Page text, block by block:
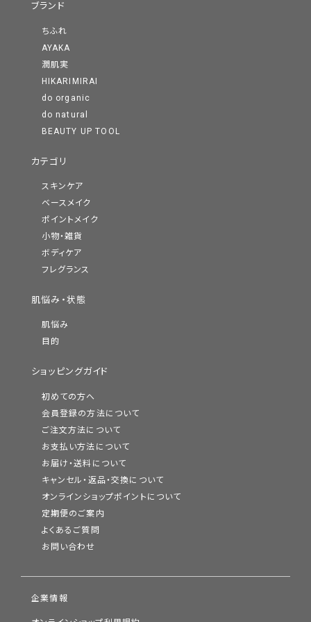
ブランド
ちふれ
AYAKA
潤肌実
HIKARIMIRAI
do organic
do natural
BEAUTY UP TOOL
カテゴリ
スキンケア
ベースメイク
ポイントメイク
小物・雑貨
ボディケア
フレグランス
肌悩み・状態
肌悩み
目的
ショッピングガイド
初めての方へ
会員登録の方法について
ご注文方法について
お支払い方法について
お届け・送料について
キャンセル・返品・交換について
オンラインショップポイントについて
定期便のご案内
よくあるご質問
お問い合わせ
企業情報